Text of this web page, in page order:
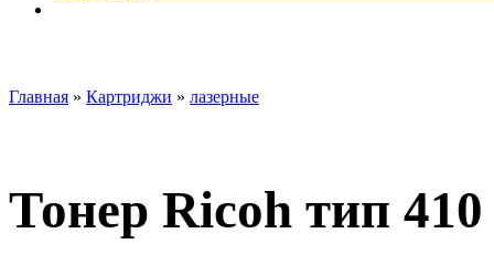
Главная » Картриджи » лазерные
Тонер Ricoh тип 410